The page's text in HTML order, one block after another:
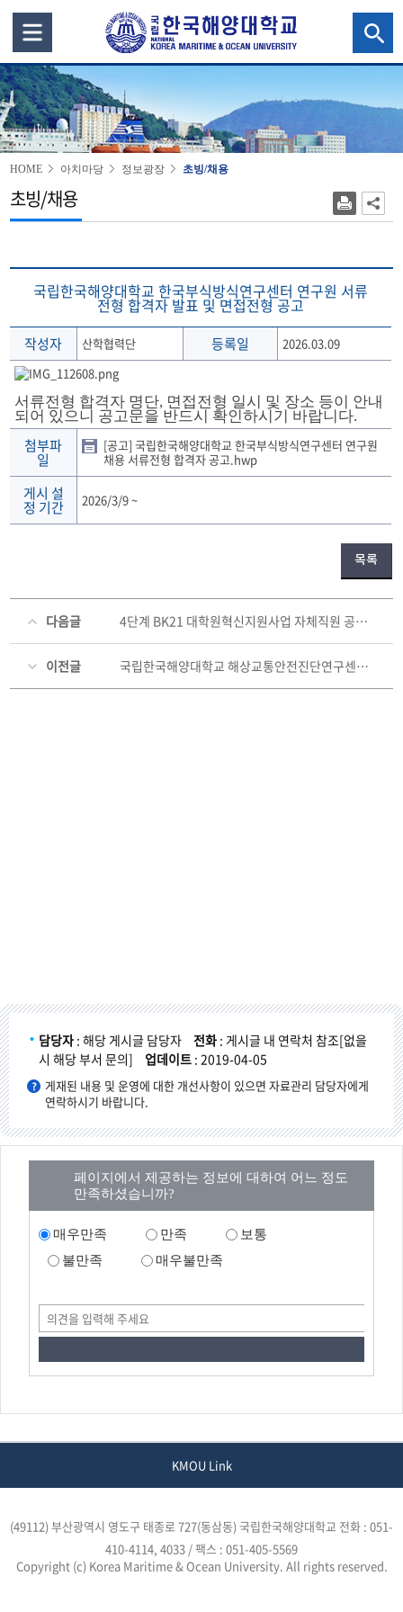
HOME 아치마당 정보광장 초빙/채용
초빙/채용
국립한국해양대학교 한국부식방식연구센터 연구원 서류
전형 합격자 발표 및 면접전형 공고
작성자 산학협력단 등록일 2026.03.09
서류전형 합격자 명단, 면접전형 일시 및 장소 등이 안내
되어 있으니 공고문을 반드시 확인하시기 바랍니다.
첨부파
일
[공고] 국립한국해양대학교 한국부식방식연구센터 연구원
채용 서류전형 합격자 공고.hwp
게시 설
정 기간 2026/3/9~
목록
다음글 4단계 BK21 대학원혁신지원사업 자체직원 공개경쟁 채용 최종 합격자 공고
이전글 국립한국해양대학교 해상교통안전진단연구센터 연구원 채용 최종합격자 공고
담당자 : 해당 게시글 담당자 전화 : 게시글 내 연락처 참조[없을
시 해당 부서 문의]
업데이트 : 2019-04-05
게재된 내용 및 운영에 대한 개선사항이 있으면 자료관리 담당자에게
연락하시기 바랍니다.
페이지에서 제공하는 정보에 대하여 어느 정도
만족하셨습니까?
매우만족 만족
보통
불만족
매우불만족
KMOU Link
(49112) 부산광역시 영도구 태종로 727(동삼동) 국립한국해양대학교 전화 : 051-
410-4114, 4033 / 팩스 : 051-405-5569
Copyright (c) Korea Maritime & Ocean University. All rights reserved.